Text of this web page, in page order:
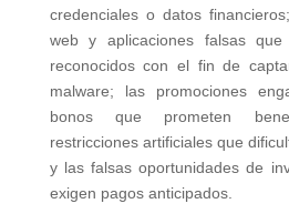
credenciales o datos
web y aplicaciones falsas
reconocidos con el fin de
malware; las promociones
bonos que prometen
restricciones artificiales que
y las falsas oportunidades de
exigen pagos anticipados.